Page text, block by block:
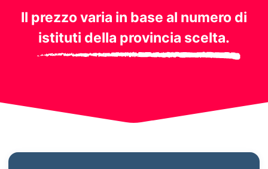
Il prezzo varia in base al numero di
istituti della provincia scelta.